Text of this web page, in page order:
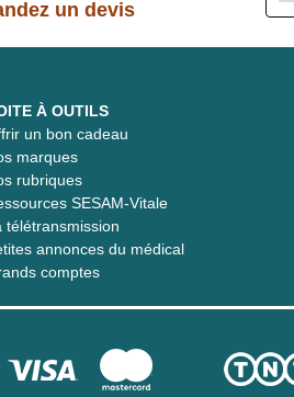
un devis
À OUTILS
un bon cadeau
marques
rubriques
SESAM-Vitale
télétransmission
annonces du médical
comptes